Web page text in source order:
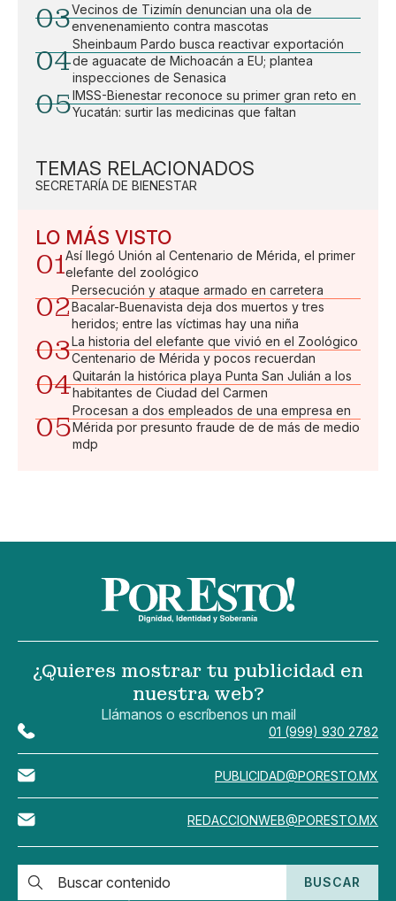
03Vecinos de Tizimín denuncian una ola de
envenenamiento contra mascotas
04
Sheinbaum Pardo busca reactivar exportación
de aguacate de Michoacán a EU; plantea
inspecciones de Senasica
05IMSS-Bienestar reconoce su primer gran reto en
Yucatán: surtir las medicinas que faltan
TEMAS RELACIONADOS
SECRETARÍA DE BIENESTAR
LO MÁS VISTO
01Así llegó Unión al Centenario de Mérida, el primer
elefante del zoológico
02
Persecución y ataque armado en carretera
Bacalar-Buenavista deja dos muertos y tres
heridos; entre las víctimas hay una niña
03La historia del elefante que vivió en el Zoológico
Centenario de Mérida y pocos recuerdan
04Quitarán la histórica playa Punta San Julián a los
habitantes de Ciudad del Carmen
05
Procesan a dos empleados de una empresa en
Mérida por presunto fraude de de más de medio
mdp
¿Quieres mostrar tu publicidad en
nuestra web?
Llámanos o escríbenos un mail
01 (999) 930 2782
PUBLICIDAD@PORESTO.MX
REDACCIONWEB@PORESTO.MX
BUSCAR